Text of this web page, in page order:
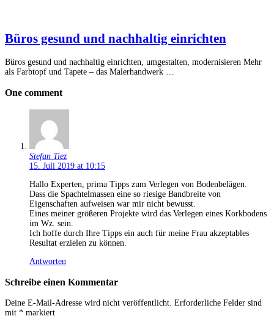
Büros gesund und nachhaltig einrichten
Büros gesund und nachhaltig einrichten, umgestalten, modernisieren Mehr
als Farbtopf und Tapete – das Malerhandwerk …
One comment
Stefan Tiez
15. Juli 2019 at 10:15
Hallo Experten, prima Tipps zum Verlegen von Bodenbelägen.
Dass die Spachtelmassen eine so riesige Bandbreite von
Eigenschaften aufweisen war mir nicht bewusst.
Eines meiner größeren Projekte wird das Verlegen eines Korkbodens
im Wz. sein.
Ich hoffe durch Ihre Tipps ein auch für meine Frau akzeptables
Resultat erzielen zu können.
Antworten
Schreibe einen Kommentar
Deine E-Mail-Adresse wird nicht veröffentlicht. Erforderliche Felder sind
mit * markiert